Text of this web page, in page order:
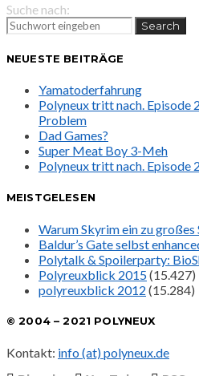
Suche nach:
Search
NEUESTE BEITRÄGE
Yamatoderfahrung
Polyneux tritt nach. Episode
Problem
Dad Games?
Super Meat Boy 3-Meh
Polyneux tritt nach. Episode
MEISTGELESEN
Warum Skyrim ein zu großes
Baldur’s Gate selbst
Polytalk & Spoilerparty:
Polyreuxblick 2015(15.427)
polyreuxblick 2012 (15.284)
© 2004 – 2021 POLYNEUX
Kontakt: info (at) polyneux.de